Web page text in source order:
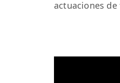
actuaciones